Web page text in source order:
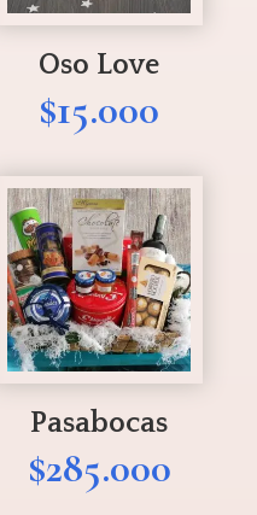
Oso Love
$15.000
Pasabocas
$285.000